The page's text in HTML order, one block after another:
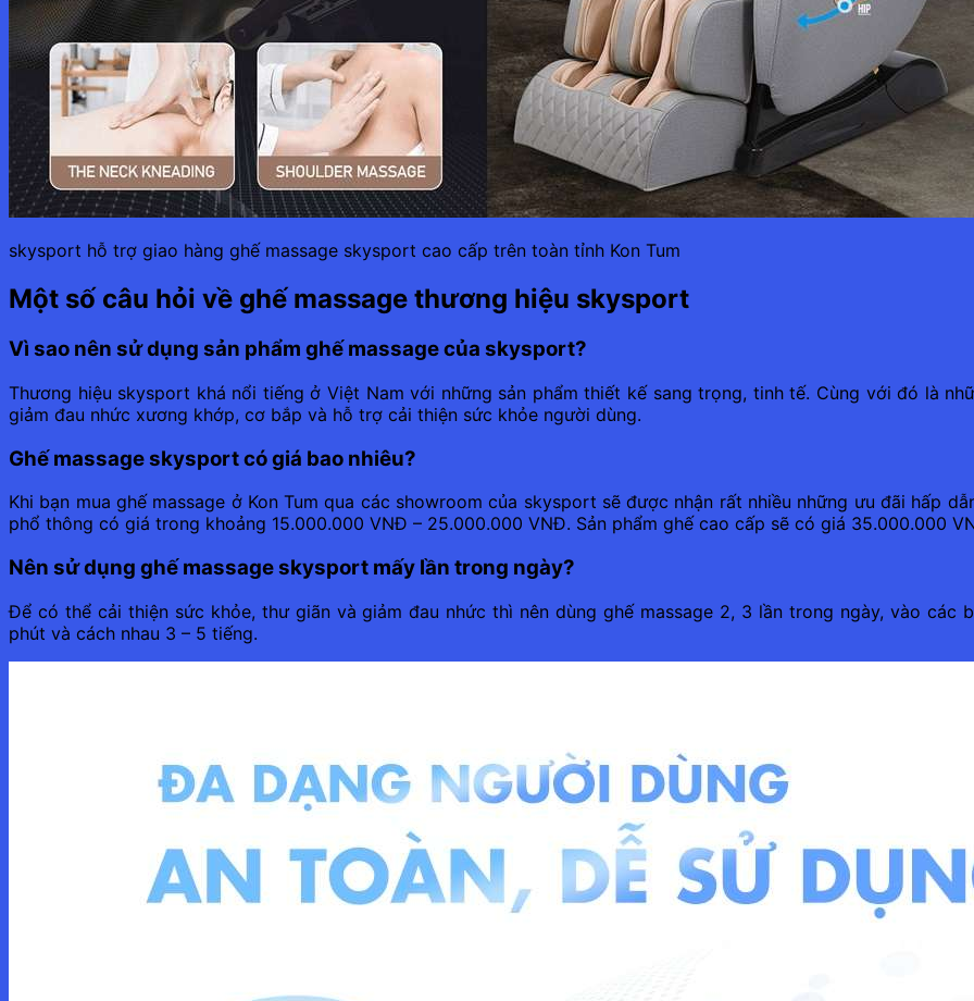
skysport hỗ trợ giao hàng ghế massage skysport cao cấp trên toàn tỉnh Kon Tum
Một số câu hỏi về ghế massage thương hiệu skysport
Vì sao nên sử dụng sản phẩm ghế massage của skysport?
Thương hiệu skysport khá nổi tiếng ở Việt Nam với những sản phẩm thiết kế sang trọng, tinh tế. Cùng với đó là
giảm đau nhức xương khớp, cơ bắp và hỗ trợ cải thiện sức khỏe người dùng.
Ghế massage skysport có giá bao nhiêu?
Khi bạn mua ghế massage ở Kon Tum qua các showroom của skysport sẽ được nhận rất nhiều những ưu đãi hấp
phổ thông có giá trong khoảng 15.000.000 VNĐ – 25.000.000 VNĐ. Sản phẩm ghế cao cấp sẽ có giá 35.000.000
Nên sử dụng ghế massage skysport mấy lần trong ngày?
Để có thể cải thiện sức khỏe, thư giãn và giảm đau nhức thì nên dùng ghế massage 2, 3 lần trong ngày, vào các
phút và cách nhau 3 – 5 tiếng.